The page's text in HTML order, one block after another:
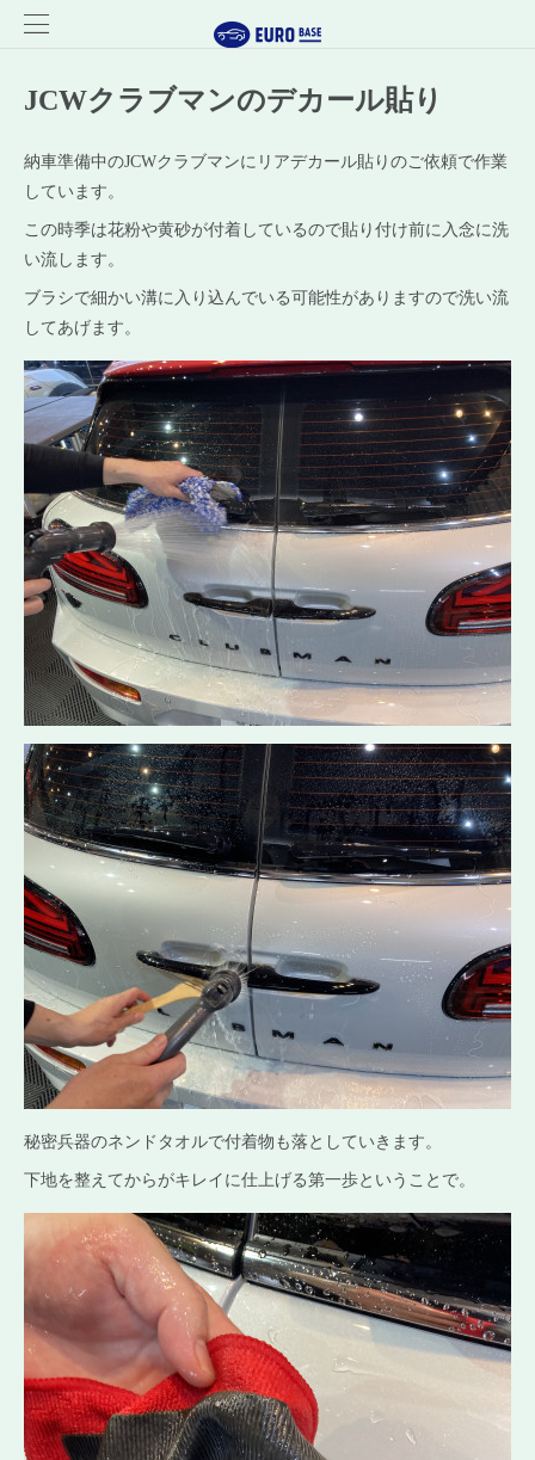
JCWクラブマンのデカール貼り
納車準備中のJCWクラブマンにリアデカール貼りのご依頼で作業
しています。
この時季は花粉や黄砂が付着しているので貼り付け前に入念に洗
い流します。
ブラシで細かい溝に入り込んでいる可能性がありますので洗い流
してあげます。
秘密兵器のネンドタオルで付着物も落としていきます。
下地を整えてからがキレイに仕上げる第一歩ということで。